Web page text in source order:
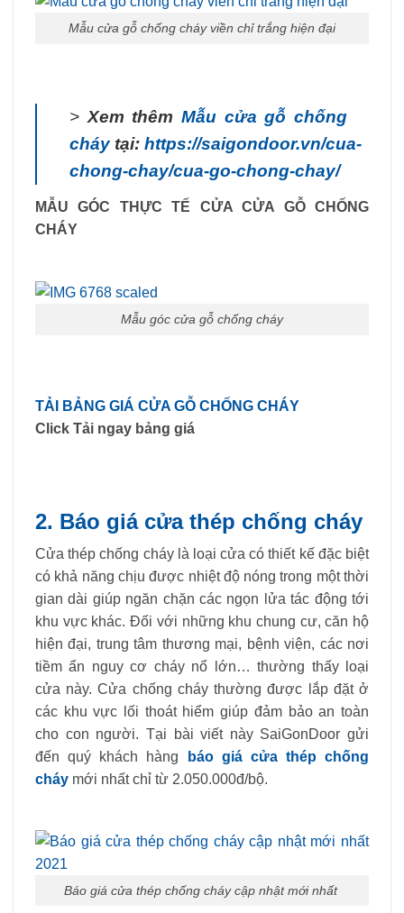
Mẫu cửa gỗ chống cháy viền chỉ trắng hiện đại
> Xem thêmMẫu cửa gỗ chống
cháytại: https://saigondoor.vn/cua-
chong-chay/cua-go-chong-chay/
MẪU GÓC THỰC TẾ CỬA CỬA GỖ CHỐNG
CHÁY
Mẫu góc cửa gỗ chống cháy
TẢI BẢNG GIÁ CỬA GỖ CHỐNG CHÁY
Click Tải ngay bảng giá
2. Báo giá cửa thép chống cháy
Cửa thép chống cháy là loại cửa có thiết kế đặc biệt
có khả năng chịu được nhiệt độ nóng trong một thời
gian dài giúp ngăn chặn các ngọn lửa tác động tới
khu vực khác. Đối với những khu chung cư, căn hộ
hiện đại, trung tâm thương mại, bệnh viện, các nơi
tiềm ẩn nguy cơ cháy nổ lớn… thường thấy loại
cửa này. Cửa chống cháy thường được lắp đặt ở
các khu vực lối thoát hiểm giúp đảm bảo an toàn
cho con người. Tại bài viết này SaiGonDoor gửi
đến quý khách hàng
báo giá cửa thép chống
cháy mới nhất chỉ từ 2.050.000đ/bộ.
Báo giá cửa thép chống cháy cập nhật mới nhất